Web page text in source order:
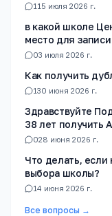
1 15 июля 2026 г.
в какой школе
03 июля 2026 г.
Как получить
130 июня 2026 г.
Здравствуйте
38 лет получить
не училась в
028 июня 2026 г.
Что делать,
выбора школы?
14 июня 2026 г.
Все вопросы →